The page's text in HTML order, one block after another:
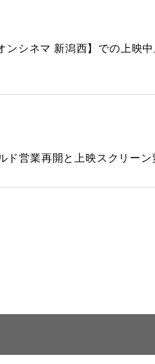
ネマ 新潟西】での上映中
ド営業再開と上映スクリー